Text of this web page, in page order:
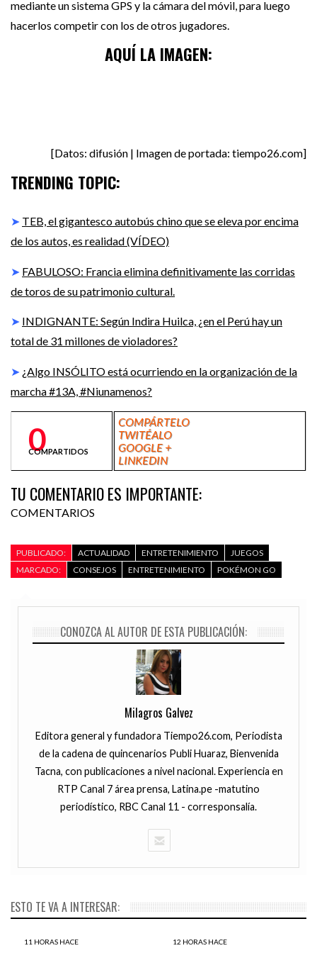
mediante un sistema GPS y la cámara del móvil, para luego
hacerlos competir con los de otros jugadores.
AQUÍ LA IMAGEN:
[Datos: difusión | Imagen de portada: tiempo26.com]
TRENDING TOPIC:
➤ TEB, el gigantesco autobús chino que se eleva por encima
de los autos, es realidad (VÍDEO)
➤ FABULOSO: Francia elimina definitivamente las corridas
de toros de su patrimonio cultural.
➤ INDIGNANTE: Según Indira Huilca, ¿en el Perú hay un
total de 31 millones de violadores?
➤ ¿Algo INSÓLITO está ocurriendo en la organización de la
marcha #13A, #Niunamenos?
COMPÁRTELO
TWITÉALO
GOOGLE +
LINKEDIN
0
COMPARTIDOS
TU COMENTARIO ES IMPORTANTE:
COMENTARIOS
PUBLICADO: ACTUALIDAD ENTRETENIMIENTO
JUEGOS
MARCADO:
CONSEJOS ENTRETENIMIENTO POKÉMON GO
CONOZCA AL AUTOR DE ESTA PUBLICACIÓN:
Milagros Galvez
Editora general y fundadora Tiempo26.com, Periodista
de la cadena de quincenarios Publi Huaraz, Bienvenida
Tacna, con publicaciones a nivel nacional. Experiencia en
RTP Canal 7 área prensa, Latina.pe -matutino
periodístico, RBC Canal 11 - corresponsalía.
ESTO TE VA A INTERESAR:
11 HORAS HACE 12 HORAS HACE